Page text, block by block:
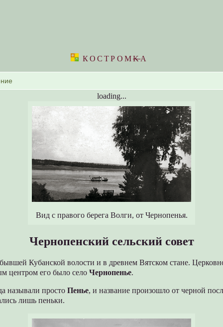
КОСТРОМKА
loading...
Вид с правого берега Волги, от Чернопенья.
Чернопенский сельский совет
Кубанской волости и в древнем Вятском стане.
центром его было селоЧернопенье.
называли простоПенье, и название произошло от черной
лишь пеньки.